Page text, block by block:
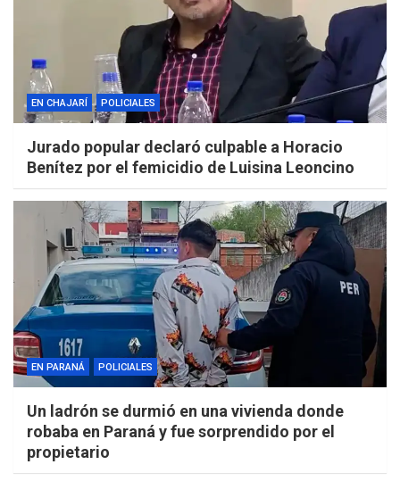
EN CHAJARÍ POLICIALES
Jurado popular declaró culpable a Horacio
Benítez por el femicidio de Luisina Leoncino
EN PARANÁ POLICIALES
Un ladrón se durmió en una vivienda donde
robaba en Paraná y fue sorprendido por el
propietario